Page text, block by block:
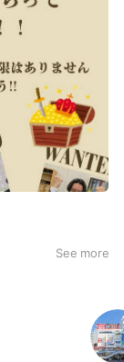
See more